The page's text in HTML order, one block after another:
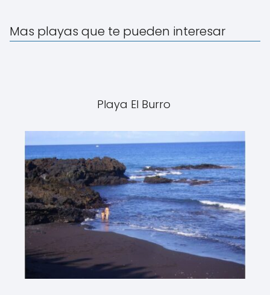
Mas playas que te pueden interesar
Playa El Burro